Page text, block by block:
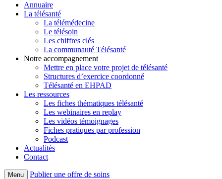
Annuaire
La télésanté
La télémédecine
Le télésoin
Les chiffres clés
La communauté Télésanté
Notre accompagnement
Mettre en place votre projet de télésanté
Structures d’exercice coordonné
Télésanté en EHPAD
Les ressources
Les fiches thématiques télésanté
Les webinaires en replay
Les vidéos témoignages
Fiches pratiques par profession
Podcast
Actualités
Contact
Menu Publier une offre de soins